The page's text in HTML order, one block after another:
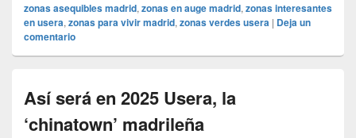
zonas asequibles madrid, zonas en auge madrid, zonas interesantes
en usera, zonas para vivir madrid, zonas verdes usera | Deja un
comentario
Así será en 2025 Usera, la
‘chinatown’ madrileña